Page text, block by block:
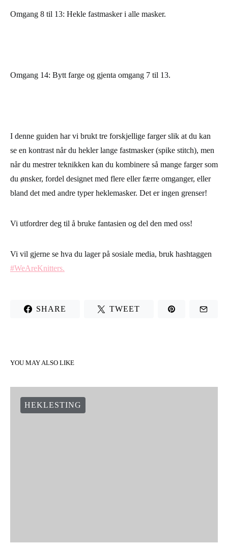
Omgang 8 til 13: Hekle fastmasker i alle masker.
Omgang 14: Bytt farge og gjenta omgang 7 til 13.
I denne guiden har vi brukt tre forskjellige farger slik at du kan
se en kontrast når du heklerlange fastmasker(spike stitch), men
når du mestrer teknikken kan du kombinere så mange farger som
du ønsker, fordel designet med flere eller færre omganger, eller
bland det med andre typer heklemasker. Det er ingen grenser!
Vi utfordrer deg til å bruke fantasien og del den med oss!
Vi vil gjerne se hva du lager på sosiale media, bruk hashtaggen
#WeAreKnitters.
SHARE TWEET
YOU MAY ALSO LIKE
HEKLESTING